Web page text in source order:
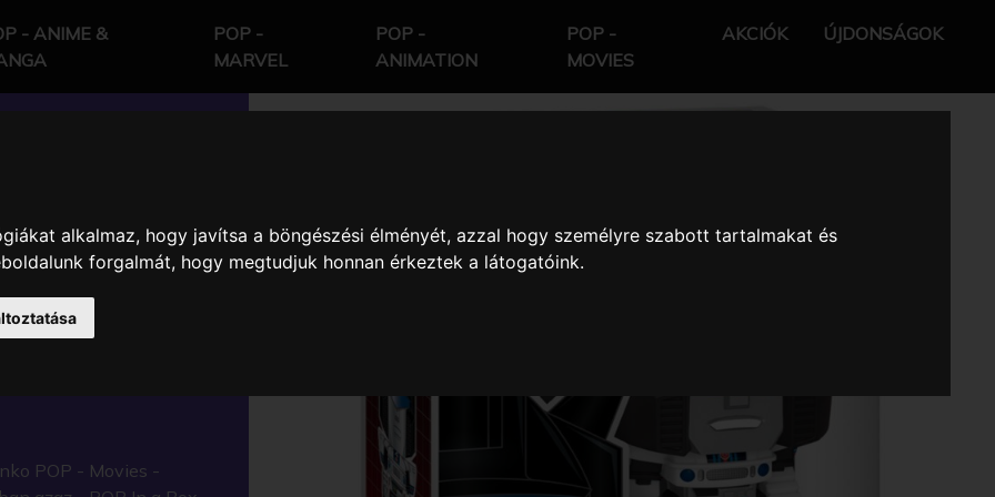
alkalmaz, hogy javítsa a böngészési élményét, azzal hogy személyre szabott tartalmakat és
forgalmát, hogy megtudjuk honnan érkeztek a látogatóink.
- ANIME &
POP -
MARVEL
POP -
ANIMATION
POP -
MOVIES
AKCIÓK ÚJDONSÁGOK
POP - Movies -